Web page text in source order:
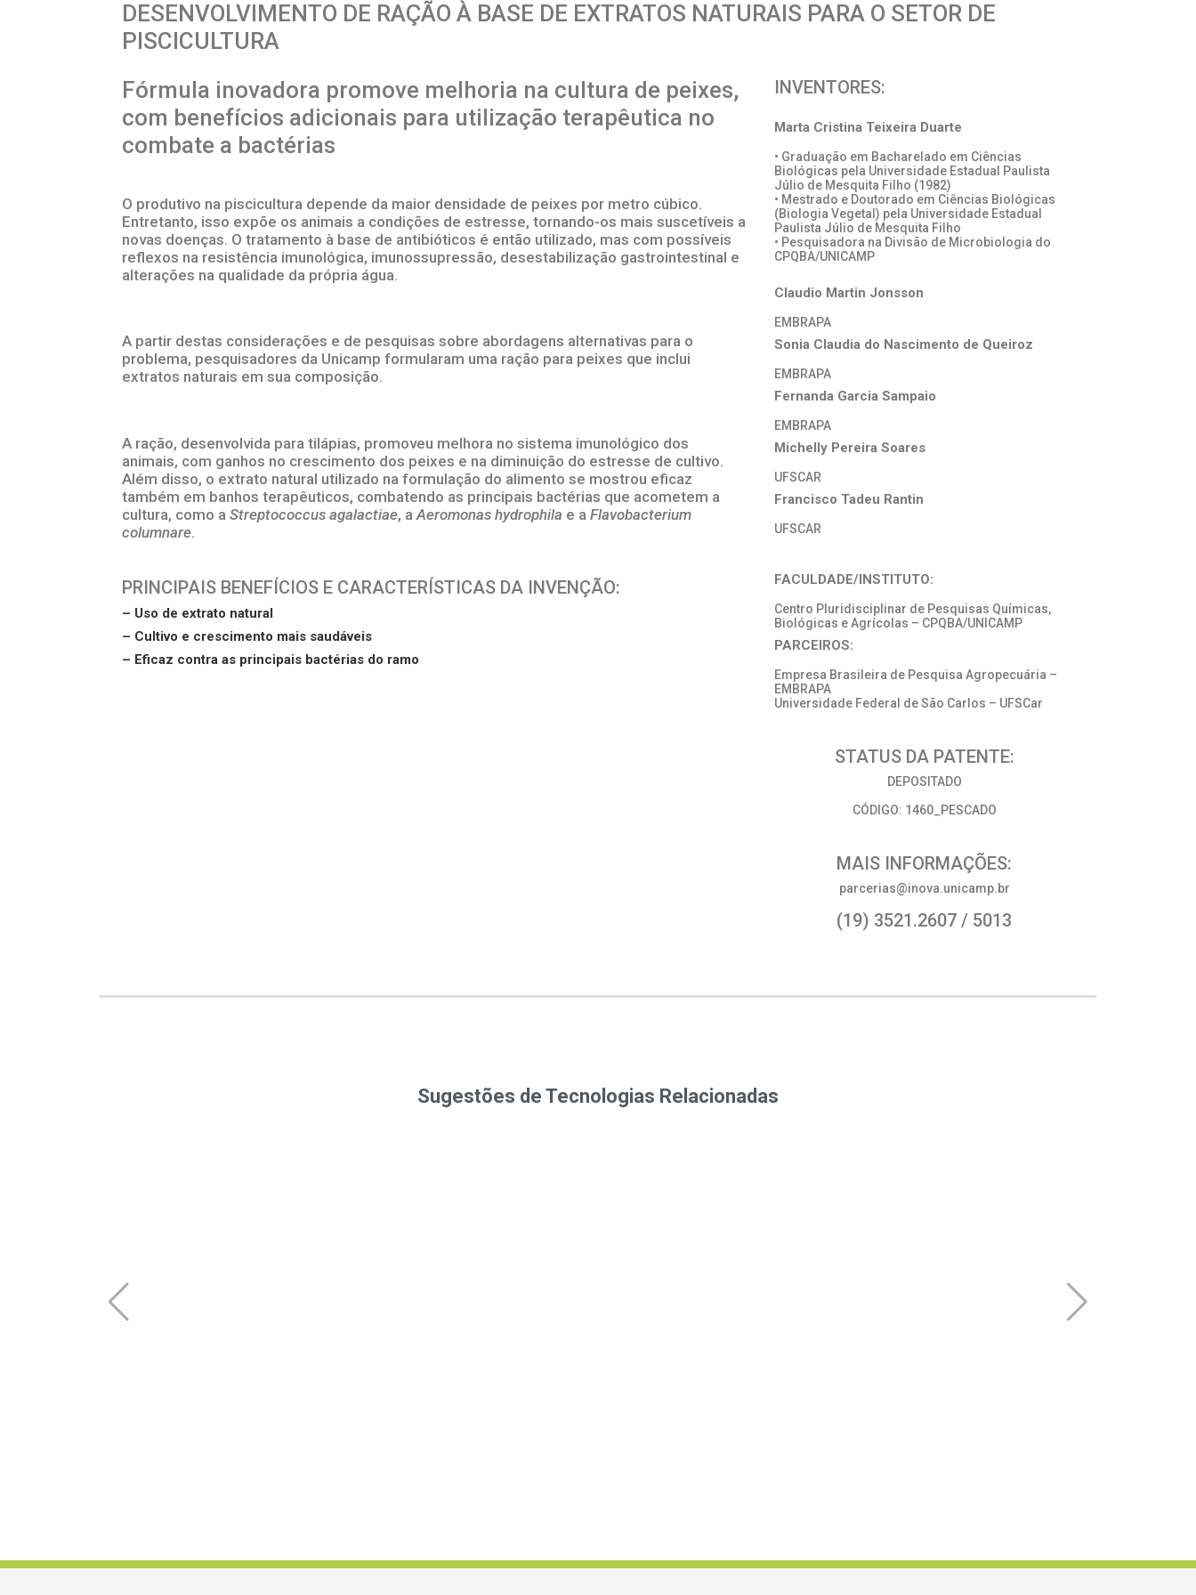
DESENVOLVIMENTO DE RAÇÃO À BASE DE EXTRATOS NATURAIS PARA O SETOR DE
PISCICULTURA
Fórmula inovadora promove melhoria na cultura de peixes,
com benefícios adicionais para utilização terapêutica no
combate a bactérias
O produtivo na piscicultura depende da maior densidade de peixes por metro cúbico.
Entretanto, isso expõe os animais a condições de estresse, tornando-os mais suscetíveis a
novas doenças. O tratamento à base de antibióticos é então utilizado, mas com possíveis
reflexos na resistência imunológica, imunossupressão, desestabilização gastrointestinal e
alterações na qualidade da própria água.
A partir destas considerações e de pesquisas sobre abordagens alternativas para o
problema, pesquisadores da Unicamp formularam uma ração para peixes que inclui
extratos naturais em sua composição.
A ração, desenvolvida para tilápias, promoveu melhora no sistema imunológico dos
animais, com ganhos no crescimento dos peixes e na diminuição do estresse de cultivo.
Além disso, o extrato natural utilizado na formulação do alimento se mostrou eficaz
também em banhos terapêuticos, combatendo as principais bactérias que acometem a
cultura, como a Streptococcus agalactiae, a Aeromonas hydrophila e a Flavobacterium
columnare.
PRINCIPAIS BENEFÍCIOS E CARACTERÍSTICAS DA INVENÇÃO:
– Uso de extrato natural
– Cultivo e crescimento mais saudáveis
– Eficaz contra as principais bactérias do ramo
INVENTORES:
Marta Cristina Teixeira Duarte
• Graduação em Bacharelado em Ciências
Biológicas pela Universidade Estadual Paulista
Júlio de Mesquita Filho (1982)
• Mestrado e Doutorado em Ciências Biológicas
(Biologia Vegetal) pela Universidade Estadual
Paulista Júlio de Mesquita Filho
• Pesquisadora na Divisão de Microbiologia do
CPQBA/UNICAMP
Claudio Martin Jonsson
EMBRAPA
Sonia Claudia do Nascimento de Queiroz
EMBRAPA
Fernanda Garcia Sampaio
EMBRAPA
Michelly Pereira Soares
UFSCAR
Francisco Tadeu Rantin
UFSCAR
FACULDADE/INSTITUTO:
Centro Pluridisciplinar de Pesquisas Químicas,
Biológicas e Agrícolas – CPQBA/UNICAMP
PARCEIROS:
Empresa Brasileira de Pesquisa Agropecuária –
EMBRAPA
Universidade Federal de São Carlos – UFSCar
STATUS DA PATENTE:
DEPOSITADO
CÓDIGO: 1460_PESCADO
MAIS INFORMAÇÕES:
parcerias@inova.unicamp.br
(19) 3521.2607 / 5013
Sugestões de Tecnologias Relacionadas